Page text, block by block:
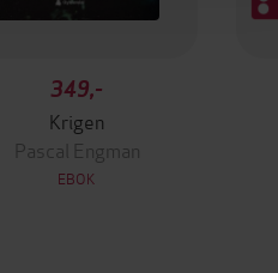
349,-
Krigen
Pascal Engman
EBOK